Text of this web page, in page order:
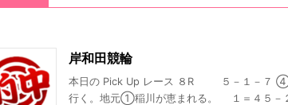
岸和田競輪
本日の Pick Up レース ８R ５－１－７ ④
行く。地元①稲川が恵まれる。 １＝４